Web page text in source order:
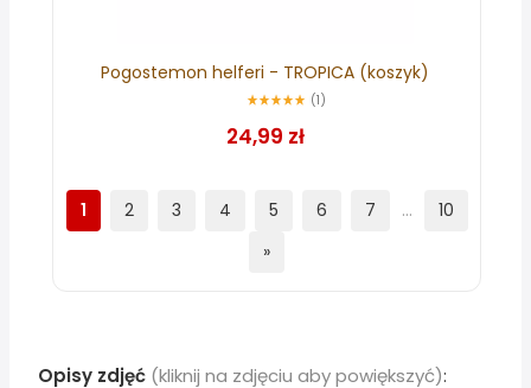
Pogostemon helferi - TROPICA (koszyk)
(1)
24,99 zł
1 2 3 4 5 6 7 …
10
»
Opisy zdjęć (kliknij na zdjęciu aby powiększyć):